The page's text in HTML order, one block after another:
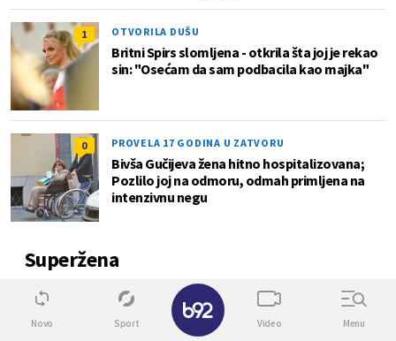
1 OTVORILA DUŠU
Britni Spirs slomljena - otkrila šta joj je rekao
sin: "Osećam da sam podbacila kao majka"
0 PROVELA 17 GODINA U ZATVORU
Bivša Gučijeva žena hitno hospitalizovana;
Pozlilo joj na odmoru, odmah primljena na
intenzivnu negu
Superžena
0
Novo Sport Video Menu
✕